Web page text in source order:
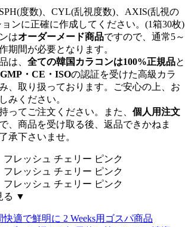
度数)、CYL(乱視度数)、AXIS(乱視の
ンに正確に作成してください。(1箱30枚)
はオーダーメード商品ですので、 通常5～
期間が必要となります。
は、 全ての韓国カラコンは100%正規品と
・CE・ISOの認証を受けた高級カラ
、取り扱っております。ご安心の上、お
みください。
ってご注文ください。また、 個人用注文
、商品を受け取る後、返品できかねま
承下さいませ。
る ▼